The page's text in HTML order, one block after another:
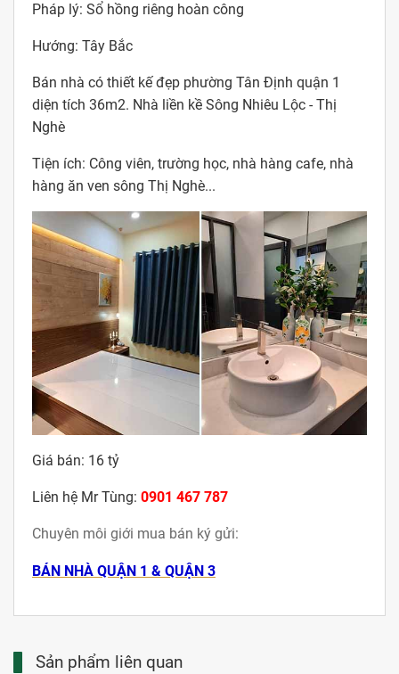
Pháp lý: Sổ hồng riêng hoàn công
Hướng: Tây Bắc
Bán nhà có thiết kế đẹp phường Tân Định quận 1
diện tích 36m2. Nhà liền kề Sông Nhiêu Lộc - Thị
Nghè
Tiện ích: Công viên, trường học, nhà hàng cafe, nhà
hàng ăn ven sông Thị Nghè...
Giá bán: 16 tỷ
Liên hệ Mr Tùng: 0901 467 787
Chuyên môi giới mua bán ký gửi:
BÁN NHÀ QUẬN 1 & QUẬN 3
Sản phẩm liên quan